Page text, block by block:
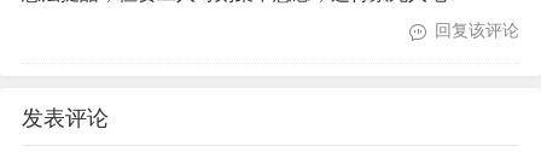
回复该评论
发表评论